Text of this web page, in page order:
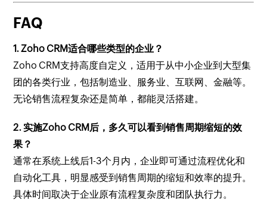
FAQ
1. Zoho CRM适合哪些类型的企业？
Zoho CRM支持高度自定义，适用于从中小企业到大型集
团的各类行业，包括制造业、服务业、互联网、金融等。
无论销售流程复杂还是简单，都能灵活搭建。
2. 实施Zoho CRM后，多久可以看到销售周期缩短的效
果？
通常在系统上线后1-3个月内，企业即可通过流程优化和
自动化工具，明显感受到销售周期的缩短和效率的提升。
具体时间取决于企业原有流程复杂度和团队执行力。